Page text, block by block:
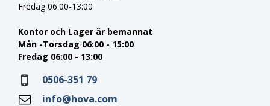
Fredag 06:00-13:00
Kontor och Lager är bemannat
Mån -Torsdag 06:00 - 15:00
Fredag 06:00 - 13:00
0506-351 79
info@hova.com